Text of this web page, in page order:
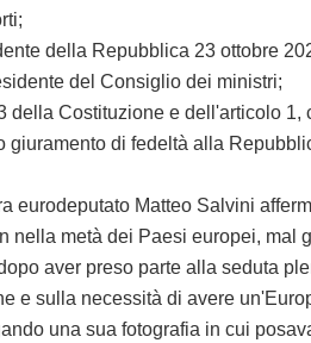
Repubblica 23 ottobre
del Consiglio dei ministri;
Costituzione e dell'articolo 1,
giuramento di fedeltà alla
Matteo Salvini
nella metà dei Paesi europei, mal
preso parte alla seduta
e sulla necessità di avere
una sua fotografia in cui